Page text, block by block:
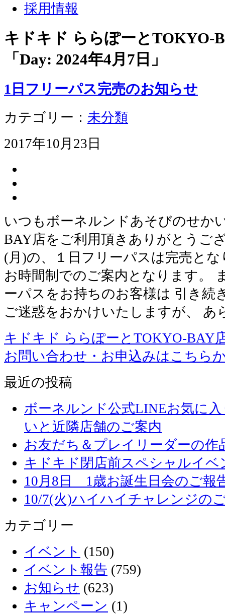
採用情報
キドキド ららぽーと
「Day: 2024年4月7日 」
1日フリーパス完売のお知らせ
カテゴリー： 未分類
2017年10月23日
いつもボーネルンドあそびのせか
BAY店をご利用頂きありがとうご
(月)の、１日フリーパスは完売と
お時間制でのご案内となります。
ーパスをお持ちのお客様は 引き続
ご迷惑をおかけいたしますが、
キドキド ららぽーとTOKYO-BAY
お問い合わせ・お申込みはこちら
最近の投稿
ボーネルンド公式LINEお気に
いと近隣店舗のご案内
お友だち＆プレイリーダーの作
キドキド閉店前スペシャルイベ
10月8日 1歳お誕生日会のご報
10/7(火)ハイハイチャレンジの
カテゴリー
イベント (150)
イベント報告 (759)
お知らせ (623)
キャンペーン (1)